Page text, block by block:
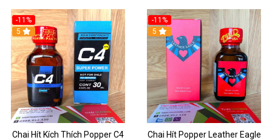
-11%
5
Chai Hít Kích Thích Popper C4
-11%
5
Chai Hít Popper Leather Eagle